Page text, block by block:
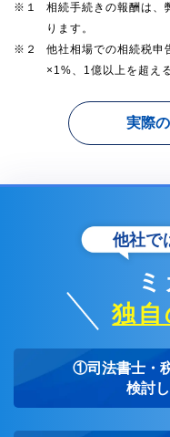
※１
相続手続きの報酬は、
ります。
※２
他社相場での相続税申
×1%、1億以上を超え
実際
他社で
独自
①司法書士・
検討